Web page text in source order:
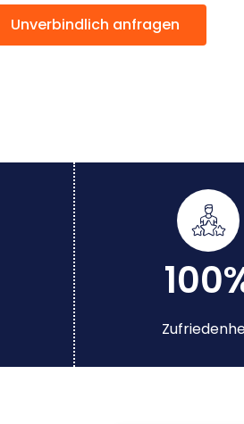
Unverbindlich anfragen